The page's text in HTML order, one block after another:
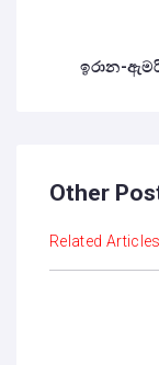
ඉරාන-
Other
Related Articles